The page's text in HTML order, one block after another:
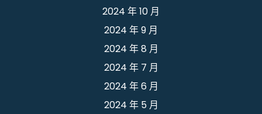
2024 年 10 月
2024 年 9 月
2024 年 8 月
2024 年 7 月
2024 年 6 月
2024 年 5 月